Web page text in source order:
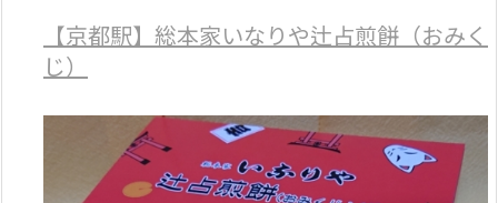
【京都駅】総本家いなりや辻占煎餅（おみく
じ）